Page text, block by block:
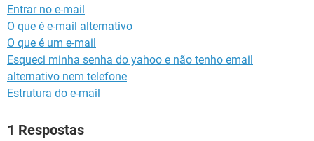
Entrar no e-mail
O que é e-mail alternativo
O que é um e-mail
Esqueci minha senha do yahoo e não tenho email
alternativo nem telefone
Estrutura do e-mail
1 Respostas